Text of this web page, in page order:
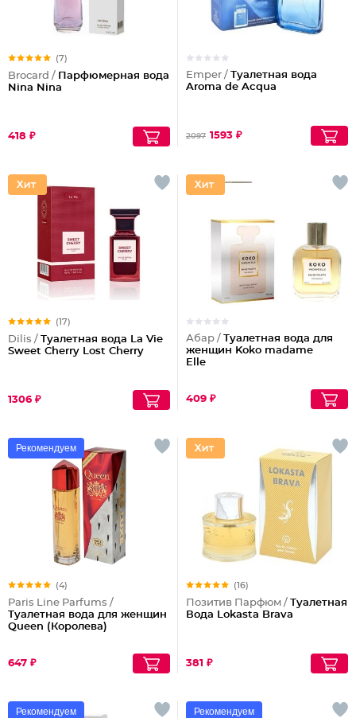
(7)
Brocard / Парфюмерная вода
Nina Nina
418 ₽
Emper / Туалетная вода
Aroma de Acqua
2097 1593 ₽
(17)
Dilis / Туалетная вода La Vie
Sweet Cherry Lost Cherry
1306 ₽
Абар / Туалетная вода для
женщин Koko madame
Elle
409 ₽
Рекомендуем
(4)
Paris Line Parfums /
Туалетная вода для женщин
Queen (Королева)
647 ₽
(16)
Позитив Парфюм / Туалетная
Вода Lokasta Brava
381 ₽
Рекомендуем Рекомендуем